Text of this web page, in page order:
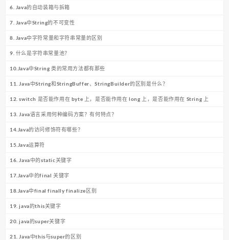
6. Java的自动装箱与拆箱
7. Java中String的不可变性
8. Java中字符常量和字符串常量的区别
9. 什么是字符串常量池？
10.Java中String 类的常用方法都有那些
11. Java中String和StringBuffer、StringBuilder的区别是什么？
12. switch 是否能作用在 byte 上，是否能作用在 long 上，是否能作用在 String 上
13. Java语言采用何种编码方案？有何特点？
14.Java的访问修饰符有哪些？
15.Java运算符
16. Java中的static关键字
17.Java中的final 关键字
18.Java中final finally finalize区别
19. java的this关键字
20. java的super关键字
21. Java中this与super的区别